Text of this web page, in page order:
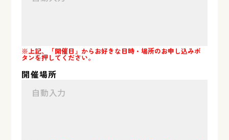
※上記、「開催日」からお好きな日時・場所のお申し込みボ
タンを押してください。
開催場所